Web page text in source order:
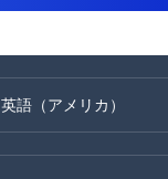
英語（アメリカ）
フランセ